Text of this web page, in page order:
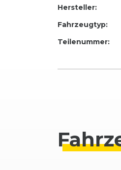
Hersteller:
Fahrzeugtyp:
Teilenummer: